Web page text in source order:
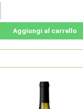
Aggiungi al carrello